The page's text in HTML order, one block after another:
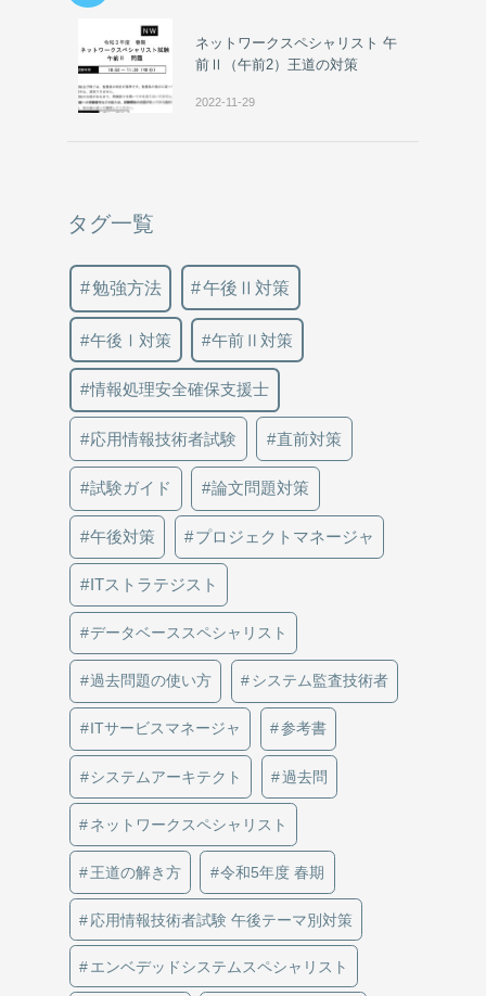
ネットワークスペシャリスト 午
前Ⅱ（午前2）王道の対策
2022-11-29
タグ一覧
勉強方法 午後Ⅱ対策
午後Ⅰ対策 午前Ⅱ対策
情報処理安全確保支援士
応用情報技術者試験 直前対策
試験ガイド 論文問題対策
午後対策 プロジェクトマネージャ
ITストラテジスト
データベーススペシャリスト
過去問題の使い方 システム監査技術者
ITサービスマネージャ 参考書
システムアーキテクト 過去問
ネットワークスペシャリスト
王道の解き方 令和5年度 春期
応用情報技術者試験 午後テーマ別対策
エンベデッドシステムスペシャリスト